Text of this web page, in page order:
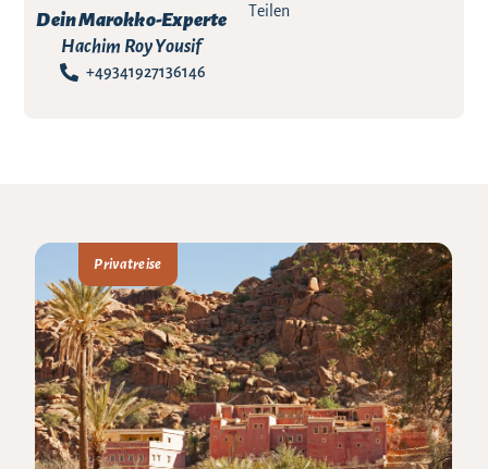
Dein Marokko-Experte
Hachim Roy Yousif
+49341927136146
Teilen
Privatreise